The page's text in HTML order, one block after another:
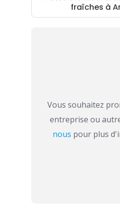
fraîches à
Vous souhaitez
entreprise ou
nous pour plus